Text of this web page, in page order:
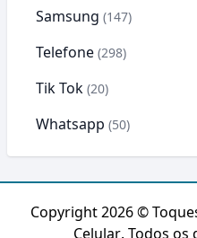
Samsung (147)
Telefone (298)
Tik Tok (20)
Whatsapp (50)
Copyright 2026 ©
Celular. Todos os